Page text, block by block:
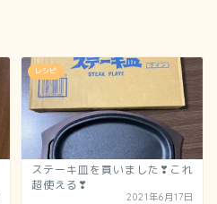
レシピ
ステーキ皿を買いました❣これ
超使える❣
2021年6月17日